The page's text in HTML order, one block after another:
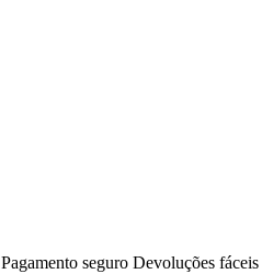
Pagamento seguro Devoluções fáceis